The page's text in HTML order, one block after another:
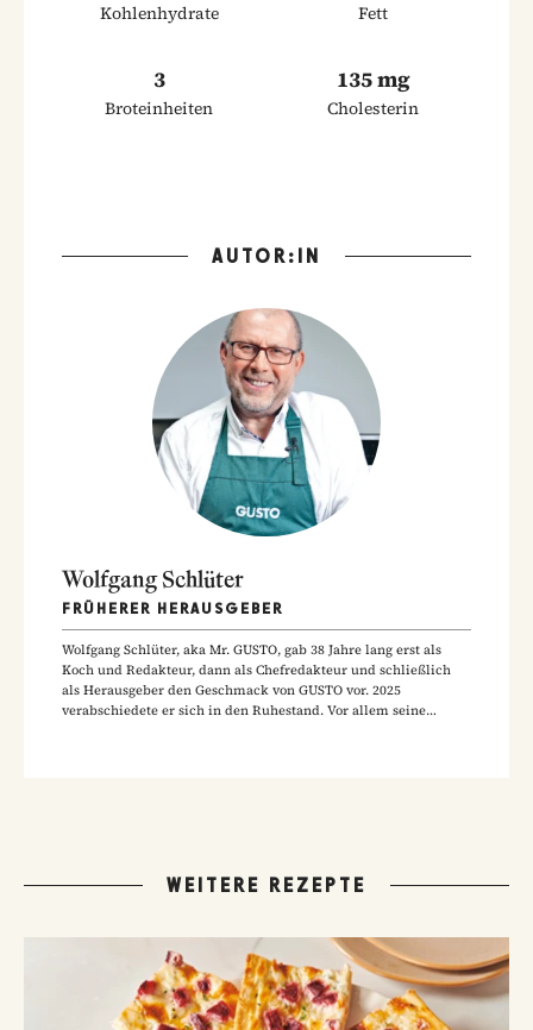
Kohlenhydrate Fett
3
Broteinheiten
135 mg
Cholesterin
AUTOR:IN
Wolfgang Schlüter
FRÜHERER HERAUSGEBER
Wolfgang Schlüter, aka Mr. GUSTO, gab 38 Jahre lang erst als
Koch und Redakteur, dann als Chefredakteur und schließlich
als Herausgeber den Geschmack von GUSTO vor. 2025
verabschiedete er sich in den Ruhestand. Vor allem seine
WEITERE REZEPTE